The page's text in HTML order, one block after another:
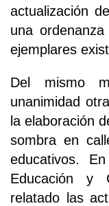
actualización
una
ejemplares
Del mismo
unanimidad
la elaboración
sombra en
educativos.
Educación y
relatado las